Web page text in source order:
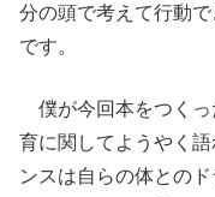
分の頭で考えて行動
です。
僕が今回本をつくっ
育に関してようやく
ンスは自らの体との